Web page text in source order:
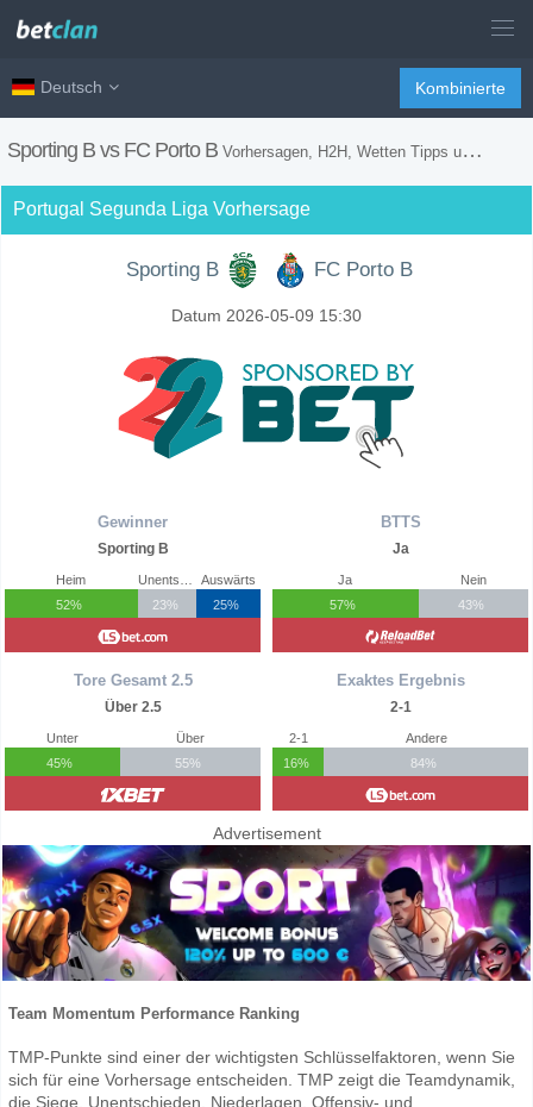
Deutsch Kombinierte
Sporting B vs FC Porto B Vorhersagen, H2H, Wetten Tipps und Spiel Vorschau
Portugal Segunda Liga Vorhersage
Sporting B FC Porto B
Datum 2026-05-09 15:30
Gewinner
Sporting B
Heim
52%
23%
Auswärts
25%
Tore Gesamt 2.5
Über 2.5
Unter
45%
Über
55%
BTTS
Ja
Ja
57%
Nein
43%
Exaktes Ergebnis
2-1
2-1
16%
Andere
84%
Advertisement
Team Momentum Performance Ranking
TMP-Punkte sind einer der wichtigsten Schlüsselfaktoren, wenn Sie
sich für eine Vorhersage entscheiden. TMP zeigt die Teamdynamik,
die Siege, Unentschieden, Niederlagen, Offensiv- und